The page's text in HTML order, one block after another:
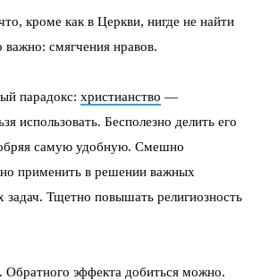
кроме как в Церкви, нигде не найти
смягчения нравов.
парадокс: христианство —
использовать. Бесполезно делить его
самую удобную. Смешно
применить в решении важных
задач. Тщетно повышать религиозность
эффекта добиться можно.